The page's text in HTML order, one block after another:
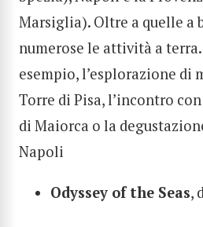
Marsiglia). Oltre a quelle a
numerose le attività a terra.
esempio, l’esplorazione di
Torre di Pisa, l’incontro
di Maiorca o la
Napoli
Odyssey of the Seas,